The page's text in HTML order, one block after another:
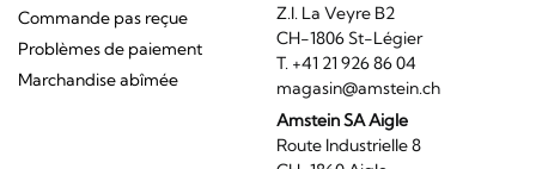
Commande pas reçue
Problèmes de paiement
Marchandise abîmée
Z.I. La Veyre B2
CH-1806 St-Légier
T. +41 21 926 86 04
magasin@amstein.ch
Amstein SA Aigle
Route Industrielle 8